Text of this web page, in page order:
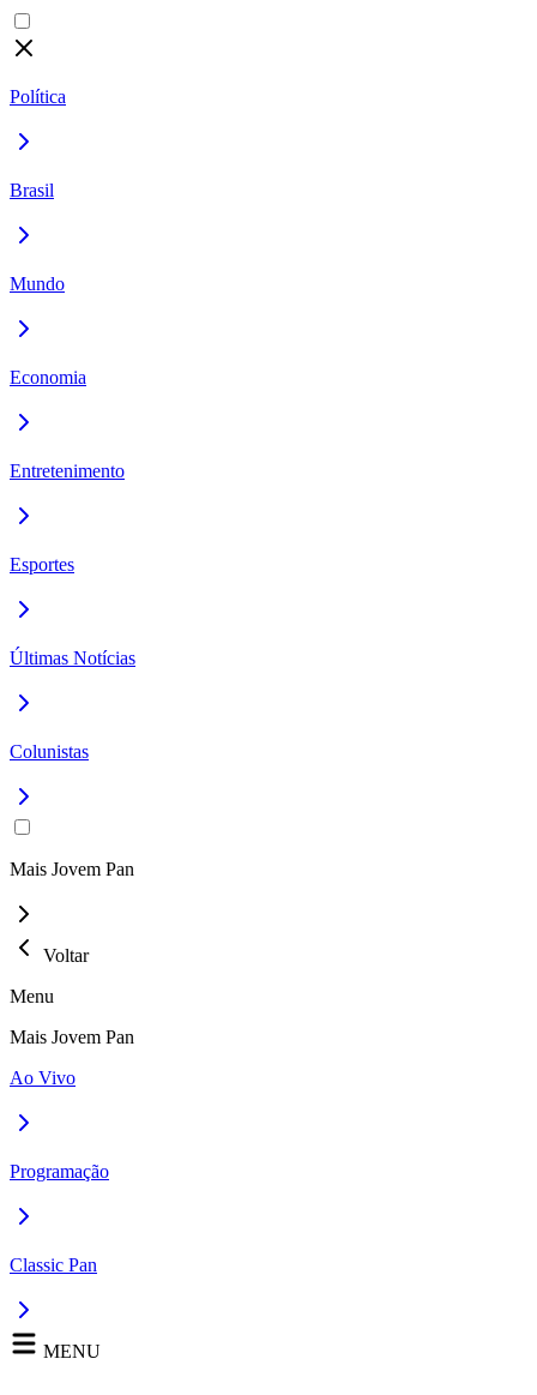
Política
Brasil
Mundo
Economia
Entretenimento
Esportes
Últimas Notícias
Colunistas
Mais Jovem Pan
Voltar
Menu
Mais Jovem Pan
Ao Vivo
Programação
Classic Pan
MENU